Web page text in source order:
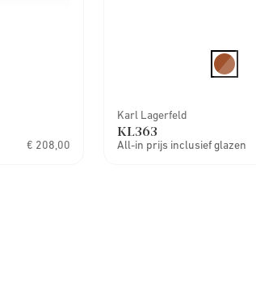
€ 208,00
Karl Lagerfeld
KL363
All-in prijs inclusief glazen